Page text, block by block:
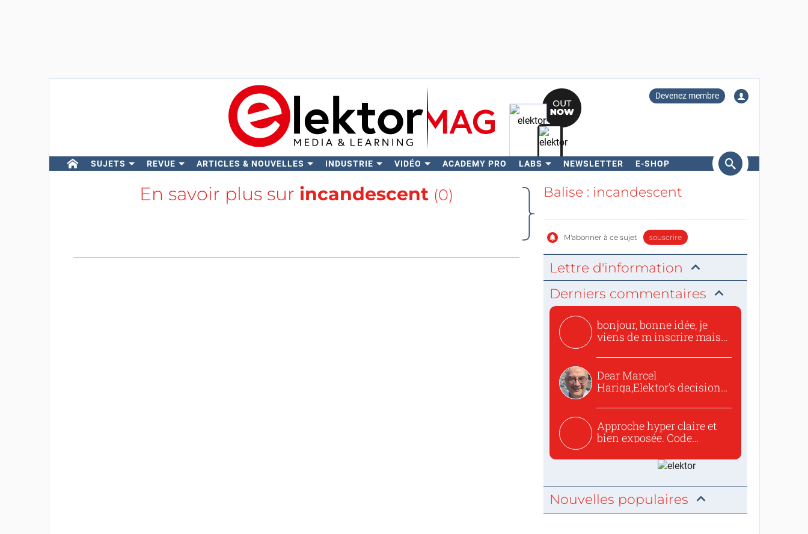
Devenez membre
SUJETS REVUE ARTICLES & NOUVELLES INDUSTRIE VIDÉO ACADEMY PRO LABS NEWSLETTER E-SHOP
Rechercher
En savoir plus sur incandescent (0) Balise : incandescent
M'abonner à ce sujet souscrire
Lettre d'information
Derniers commentaires
bonjour, bonne idée, je
viens de m inscrire mais
Dear Marcel
Hariga,Elektor’s decision
Approche hyper claire et
bien exposée. Code
Nouvelles populaires